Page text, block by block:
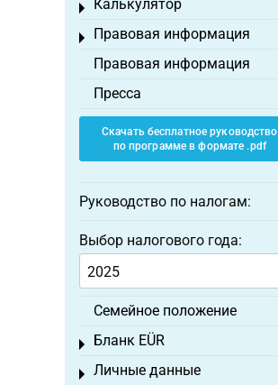
Калькулятор
Toggle menu
Правовая информация
Toggle menu
Правовая информация
Пресса
Скачать бесплатное руководство
по программе в формате .pdf
Руководство по налогам:
Выбор налогового года:
Семейное положение
Бланк EÜR
Toggle menu
Личные данные
Toggle menu